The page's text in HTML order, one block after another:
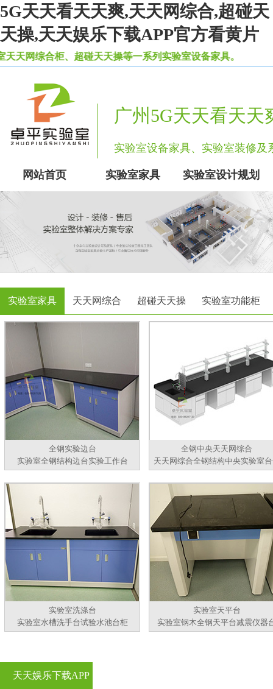
5G天天看天天爽,天天网综合,超碰天
天操,天天娱乐下载APP官方看黄片
柜、超碰天天操等一系列实验室设备家具。
广州5G天天看天
实验室设备家具、实验室装修
网站首页 实验室家具 实验室设计规划
实验室家具 天天网综合 超碰天天操 实验室功能柜
全钢实验边台
实验室全钢结构边台实验工作台
全钢中央天天网综合
天天网综合全钢结构中央实验室
实验室洗涤台
实验室水槽洗手台试验水池台柜
实验室天平台
实验室钢木全钢天平台减震仪器
天天娱乐下载APP